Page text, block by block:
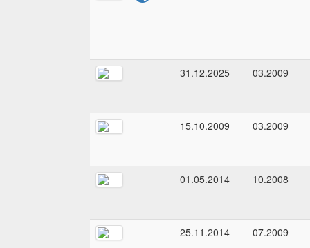
31.12.2025 03.2009
15.10.2009 03.2009
01.05.2014 10.2008
25.11.2014 07.2009